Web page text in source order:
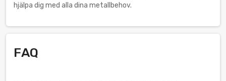
hjälpa dig med alla dina metallbehov.
FAQ